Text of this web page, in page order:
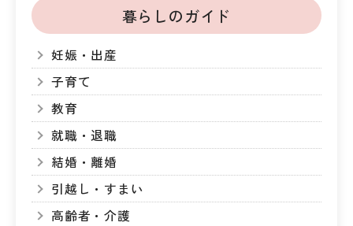
暮らしのガイド
妊娠・出産
子育て
教育
就職・退職
結婚・離婚
引越し・すまい
高齢者・介護